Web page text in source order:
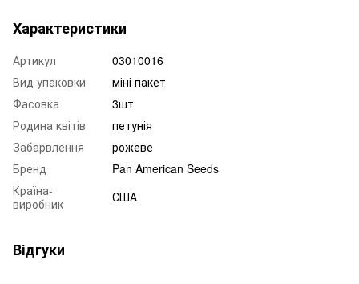
Характеристики
Артикул
03010016
Вид упаковки
міні пакет
Фасовка
3шт
Родина квітів
петунія
Забарвлення
рожеве
Бренд
Pan American Seeds
Країна-
виробник
США
Відгуки